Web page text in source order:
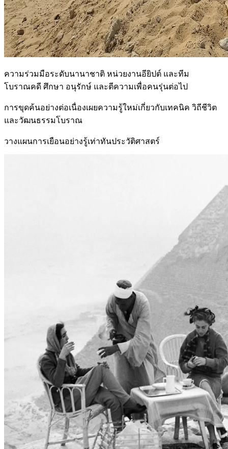
ความร่วมมือระดับนานาชาติ หน่วยงานอียิปต์ และทีม
โบราณคดี ศึกษา อนุรักษ์ และตีความเพื่อคนรุ่นต่อไป
การขุดค้นอย่างต่อเนื่องเผยความรู้ใหม่เกี่ยวกับเทคนิค วิถีชีวิต
และวัฒนธรรมโบราณ
วางแผนการเยือนอย่างรู้เท่าทันประวัติศาสตร์